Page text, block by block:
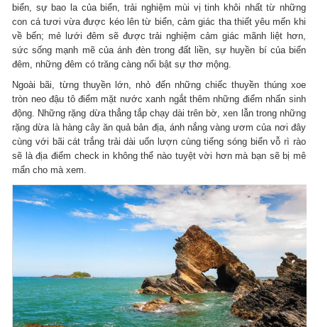
biển, sự bao la của biển, trải nghiệm mùi vị tinh khôi nhất từ những
con cá tươi vừa được kéo lên từ biển, cảm giác tha thiết yêu mến khi
về bến; mẻ lưới đêm sẽ được trải nghiệm cảm giác mãnh liệt hơn,
sức sống mạnh mẽ của ánh đèn trong đất liền, sự huyền bí của biển
đêm, những đêm có trăng càng nổi bật sự thơ mộng.
Ngoài bãi, từng thuyền lớn, nhỏ đến những chiếc thuyền thúng xoe
tròn neo đậu tô điểm mặt nước xanh ngắt thêm những điểm nhấn sinh
động. Những rặng dừa thẳng tắp chạy dài trên bờ, xen lẫn trong những
rặng dừa là hàng cây ăn quả bản địa, ánh nắng vàng ươm của nơi đây
cùng với bãi cát trắng trải dài uốn lượn cùng tiếng sóng biển vỗ rì rào
sẽ là địa điểm check in không thể nào tuyệt vời hơn mà bạn sẽ bị mê
mẩn cho mà xem.